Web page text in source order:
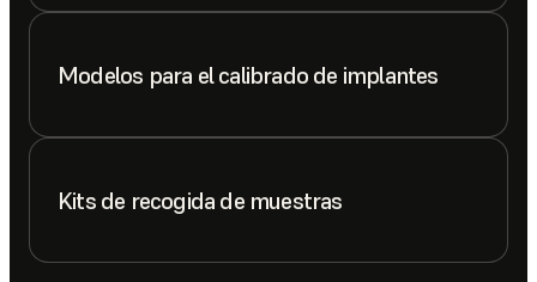
Modelos para el calibrado de implantes
Kits de recogida de muestras